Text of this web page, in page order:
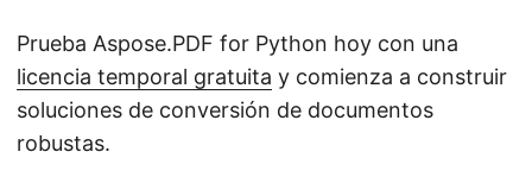
Prueba Aspose.PDF for Python hoy con una
licencia temporal gratuita y comienza a construir
soluciones de conversión de documentos
robustas.